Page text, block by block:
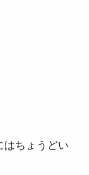
はちょうどい